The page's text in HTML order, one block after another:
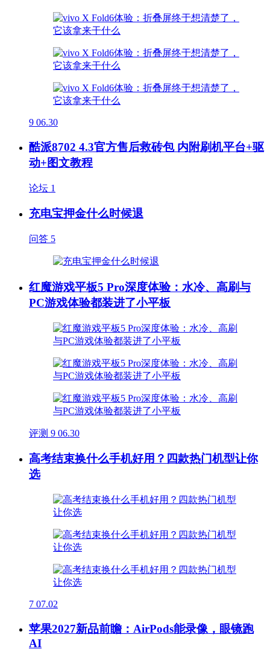
9 06.30
酷派8702 4.3官方售后救砖包 内附刷机平台+驱
动+图文教程
论坛 1
充电宝押金什么时候退
问答 5
红魔游戏平板5 Pro深度体验：水冷、高刷与
PC游戏体验都装进了小平板
评测 9 06.30
高考结束换什么手机好用？四款热门机型让你
选
7 07.02
苹果2027新品前瞻：AirPods能录像，眼镜跑
AI